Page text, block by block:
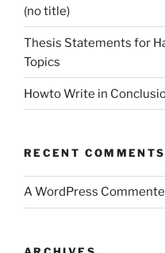
(no title)
Thesis Statements for
Topics
Howto Write in
RECENT COMMENTS
A WordPress